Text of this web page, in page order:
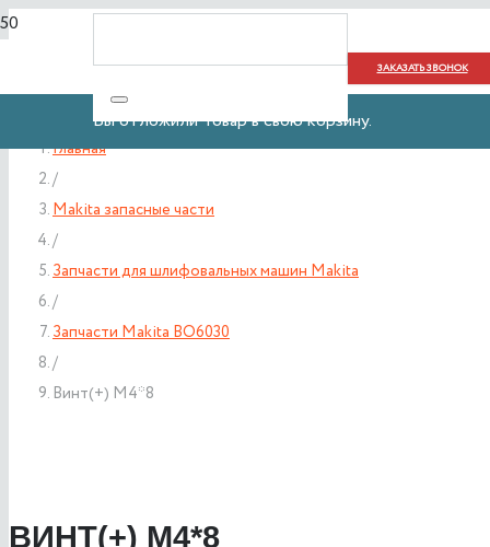
ЗАКАЗАТЬ ЗВОНОК
Вы отложилиТоварв свою корзину.
Главная
/
Makita запасные части
/
Запчасти для шлифовальных машин Makita
/
Запчасти Makita BO6030
/
Винт(+) М4*8
ВИНТ(+) М4*8